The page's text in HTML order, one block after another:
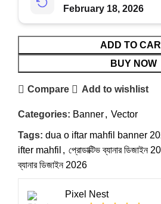
February 18, 2026
ADD TO
BUY NOW
Compare Add to wishlist
Categories: Banner, Vector
Tags: dua o iftar mahfil banner 2026
ifter mahfil , প্রোডাক্টিভ ব্যানার ডিজাইন
ব্যানার ডিজাইন 2026
Pixel Nest